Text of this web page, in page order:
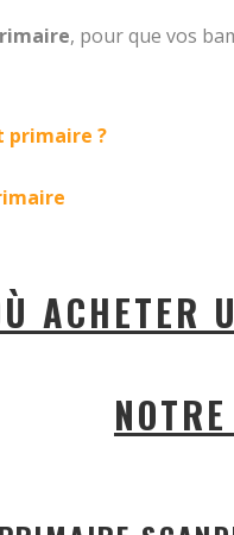
, pour que vos
primaire ?
ACHETER